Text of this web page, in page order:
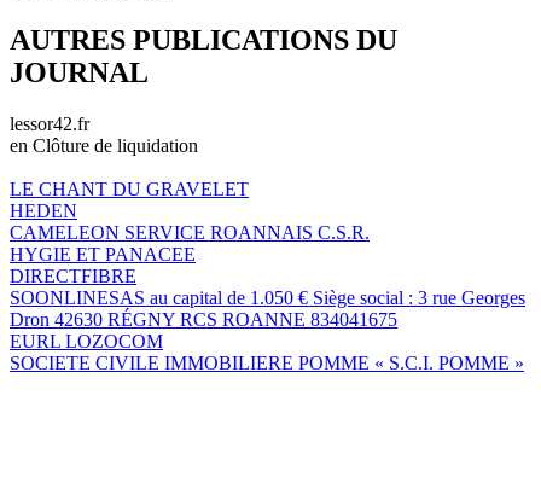
AUTRES PUBLICATIONS DU
JOURNAL
lessor42.fr
en Clôture de liquidation
LE CHANT DU GRAVELET
HEDEN
CAMELEON SERVICE ROANNAIS C.S.R.
HYGIE ET PANACEE
DIRECTFIBRE
SOONLINESAS au capital de 1.050 € Siège social : 3 rue Georges
Dron 42630 RÉGNY RCS ROANNE 834041675
EURL LOZOCOM
SOCIETE CIVILE IMMOBILIERE POMME « S.C.I. POMME »